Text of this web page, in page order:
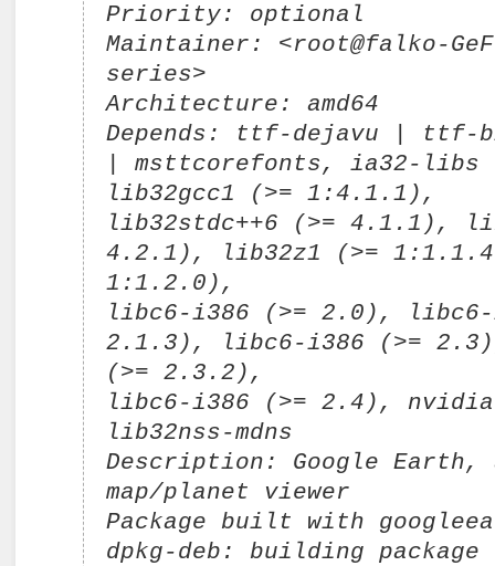
Priority: optional
Maintainer: <root@falko-
series>
Architecture: amd64
Depends: ttf-dejavu | ttf-
| msttcorefonts, ia32-libs
lib32gcc1 (>= 1:4.1.1),
lib32stdc++6 (>= 4.1.1),
4.2.1), lib32z1 (>=
1:1.2.0),
libc6-i386 (>= 2.0), libc6-
2.1.3), libc6-i386 (>=
(>= 2.3.2),
libc6-i386 (>= 2.4),
lib32nss-mdns
Description: Google Earth,
map/planet viewer
Package built with
dpkg-deb: building package